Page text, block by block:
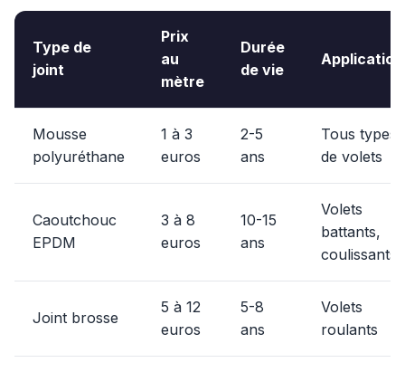
Type de
joint
Prix
au
mètre
Durée
de vie
Application
Mousse
polyuréthane
1 à 3
euros
2-5
ans
Tous types
de volets
Caoutchouc
EPDM
3 à 8
euros
10-15
ans
Volets
battants,
coulissants
Joint brosse
5 à 12
euros
5-8
ans
Volets
roulants